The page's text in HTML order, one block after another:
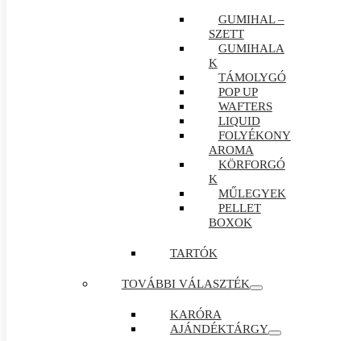
GUMIHAL –
SZETT
GUMIHALA
K
TÁMOLYGÓ
POP UP
WAFTERS
LIQUID
FOLYÉKONY
AROMA
KÖRFORGÓ
K
MŰLEGYEK
PELLET
BOXOK
TARTÓK
TOVÁBBI VÁLASZTÉK
KARÓRA
AJÁNDÉKTÁRGY